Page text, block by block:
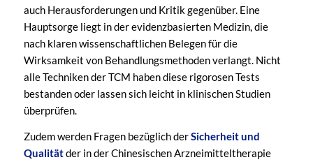
auch Herausforderungen und Kritik gegenüber. Eine
Hauptsorge liegt in der evidenzbasierten Medizin, die
nach klaren wissenschaftlichen Belegen für die
Wirksamkeit von Behandlungsmethoden verlangt. Nicht
alle Techniken der TCM haben diese rigorosen Tests
bestanden oder lassen sich leicht in klinischen Studien
überprüfen.
Zudem werden Fragen bezüglich derSicherheit und
Qualitätder in der Chinesischen Arzneimitteltherapie